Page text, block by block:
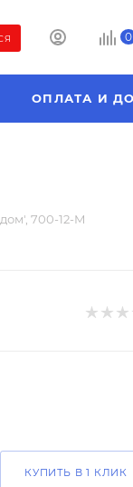
0
ОПЛАТА И
700-12-M
КУПИТЬ В 1 КЛИК